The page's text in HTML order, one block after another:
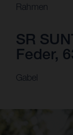
Rahmen
SR
Feder,
Gabel